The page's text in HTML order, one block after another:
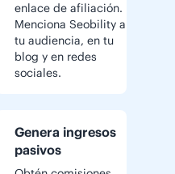
enlace de afiliación.
Menciona Seobility a
tu audiencia, en tu
blog y en redes
sociales.
Genera ingresos
pasivos